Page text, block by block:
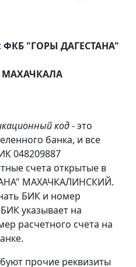
ФКБ "ГОРЫ ДАГЕСТАНА"
МАХАЧКАЛА
код- это
банка, и все
048209887
счета открытые в
МАХАЧКАЛИНСКИЙ.
БИК и номер
указывает на
расчетного счета на
прочие реквизиты